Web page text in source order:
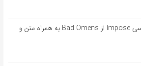
آهنگ انگلیسی Impose از Bad Omens به همراه متن و